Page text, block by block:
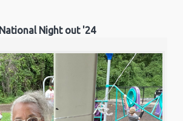
National Night out '24